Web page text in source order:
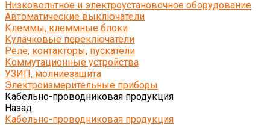
Низковольтное и электроустановочное оборудование
Автоматические выключатели
Клеммы, клеммные блоки
Кулачковые переключатели
Реле, контакторы, пускатели
Коммутационные устройства
УЗИП, молниезащита
Электроизмерительные приборы
Кабельно-проводниковая продукция
Назад
Кабельно-проводниковая продукция